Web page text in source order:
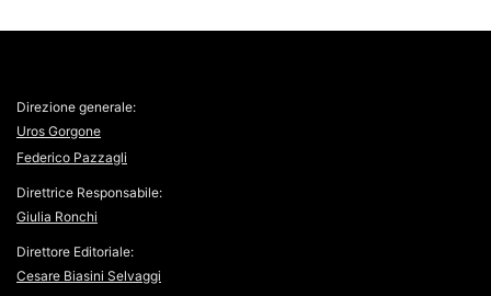
Direzione generale:
Uros Gorgone
Federico Pazzagli
Direttrice Responsabile:
Giulia Ronchi
Direttore Editoriale:
Cesare Biasini Selvaggi